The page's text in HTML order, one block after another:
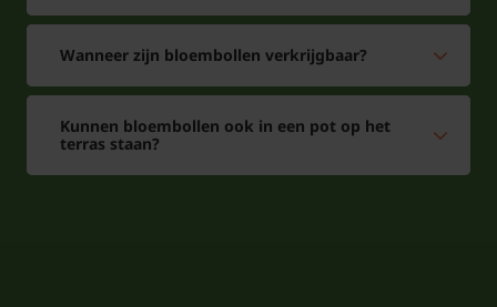
Wanneer zijn bloembollen verkrijgbaar?
Kunnen bloembollen ook in een pot op het
terras staan?